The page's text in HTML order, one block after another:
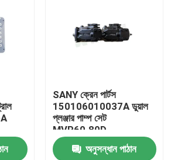
SANY ক্রেন পার্টস
150106010037A ডুয়াল
প্লঞ্জার পাম্প সেট
MVP60.80D-
06S8/MVP60.80D-
06S5
অনুসন্ধান পাঠান